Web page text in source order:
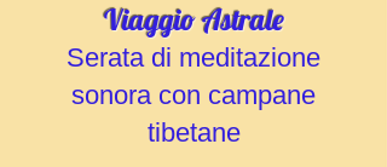
Viaggio Astrale
Serata di meditazione
sonora con campane
tibetane